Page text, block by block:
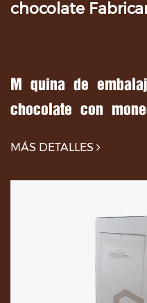
chocolate
Máquina de
chocolate con
MÁS DETALLES